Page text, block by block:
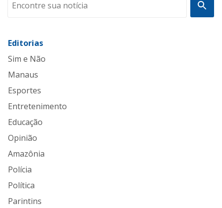
Editorias
Sim e Não
Manaus
Esportes
Entretenimento
Educação
Opinião
Amazônia
Polícia
Política
Parintins